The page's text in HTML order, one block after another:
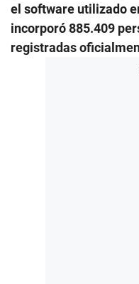
el software utilizado
incorporó 885.409
registradas